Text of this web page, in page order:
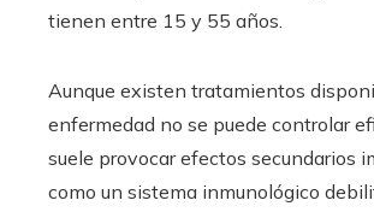
tienen entre 15 y 55 años.
Aunque existen tratamientos
enfermedad no se puede controlar
suele provocar efectos secundarios
como un sistema inmunológico